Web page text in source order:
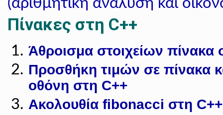
(αριθμητική ανάλυση και
Πίνακες στη C++
Άθροισμα στοιχείων πίνακα
Προσθήκη τιμών σε πίνακα
οθόνη στη C++
Ακολουθία fibonacci στη C++